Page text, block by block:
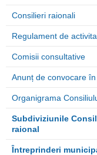
Consilieri raionali
Regulament de
Comisii consultative
Anunț de convocare
Organigrama
Subdiviziunile
raional
Întreprinderi